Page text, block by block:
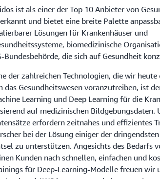
ist als einer der Top 10 Anbieter von
und bietet eine breite Palette
Lösungen für Krankenhäuser und
biomedizinische
Bundesbehörde, die sich auf Gesundheit
der zahlreichen Technologien, die wir
das Gesundheitswesen voranzutreiben, ist
Learning und Deep Learning für die
auf medizinischen Bildgebungsdaten.
erfordern zeitnahes und effizientes
bei der Lösung einiger der
zu unterstützen. Angesichts des Bedarfs
Kunden nach schnellen, einfachen und
für Deep-Learning-Modelle freuen wir